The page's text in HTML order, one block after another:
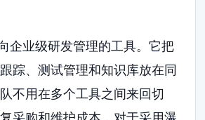
企业级研发管理的工具。它把
踪、测试管理和知识库放在同
不用在多个工具之间来回切